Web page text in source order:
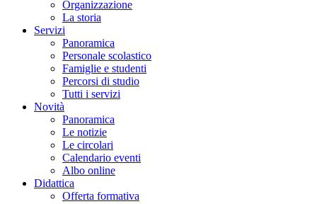
Organizzazione
La storia
Servizi
Panoramica
Personale scolastico
Famiglie e studenti
Percorsi di studio
Tutti i servizi
Novità
Panoramica
Le notizie
Le circolari
Calendario eventi
Albo online
Didattica
Offerta formativa